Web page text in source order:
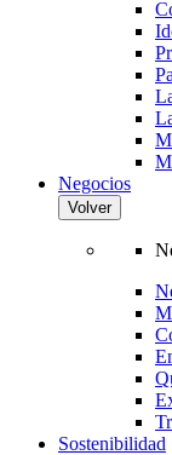
Negocios
Volver
Sostenibilidad